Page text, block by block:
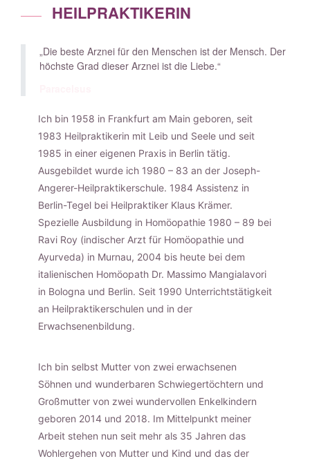
HEILPRAKTIKERIN
„Die beste Arznei für den Menschen ist der Mensch. Der
höchste Grad dieser Arznei ist die Liebe.“
Ich bin 1958 in Frankfurt am Main geboren, seit
1983 Heilpraktikerin mit Leib und Seele und seit
1985 in einer eigenen Praxis in Berlin tätig.
Ausgebildet wurde ich 1980 – 83 an der Joseph-
Angerer-Heilpraktikerschule. 1984 Assistenz in
Berlin-Tegel bei Heilpraktiker Klaus Krämer.
Spezielle Ausbildung in Homöopathie 1980 – 89 bei
Ravi Roy (indischer Arzt für Homöopathie und
Ayurveda) in Murnau, 2004 bis heute bei dem
italienischen Homöopath Dr. Massimo Mangialavori
in Bologna und Berlin. Seit 1990 Unterrichtstätigkeit
an Heilpraktikerschulen und in der
Erwachsenenbildung.
Ich bin selbst Mutter von zwei erwachsenen
Söhnen und wunderbaren Schwiegertöchtern und
Großmutter von zwei wundervollen Enkelkindern
geboren 2014 und 2018. Im Mittelpunkt meiner
Arbeit stehen nun seit mehr als 35 Jahren das
Wohlergehen von Mutter und Kind und das der